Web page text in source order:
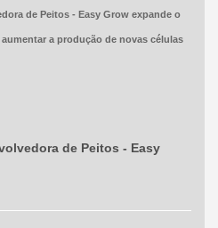
de Peitos - Easy Grow expande o
a produção de novas células
de Peitos - Easy